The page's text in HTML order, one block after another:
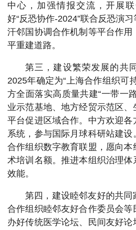
中心，加强情报交流，开展
好“反恐协作-2024”联合反恐演
汗邻国协调合作机制等平台作用
平重建道路。
第三，建设繁荣发展的共
2025年确定为“上海合作组织可
方全面落实高质量共建“一带一
业示范基地、地方经贸示范区
平台促进区域合作。中方欢迎
系统，参与国际月球科研站建
合作组织数字教育联盟，愿向本
术培训名额。推进本组织治理
效能。
第四，建设睦邻友好的共
合作组织睦邻友好合作委员会
办好传统医学论坛、民间友好